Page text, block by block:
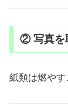
② 写真を
紙類は燃やす